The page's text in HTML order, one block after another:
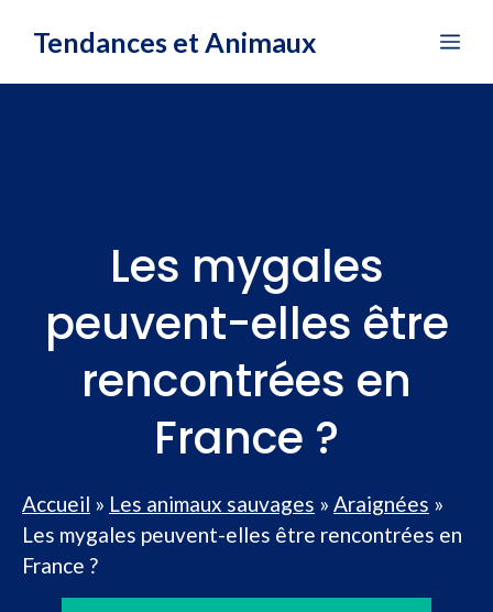
Tendances et Animaux
Les mygales
peuvent-elles être
rencontrées en
France ?
Accueil » Les animaux sauvages » Araignées »
Les mygales peuvent-elles être rencontrées en
France ?